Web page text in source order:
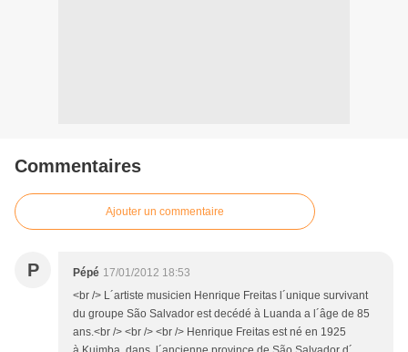
Commentaires
Ajouter un commentaire
P Pépé 17/01/2012 18:53
<br /> L´artiste musicien Henrique Freitas l´unique survivant
du groupe São Salvador est decédé à Luanda a l´âge de 85
ans.<br /> <br /> <br /> Henrique Freitas est né en 1925